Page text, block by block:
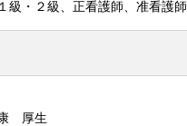
級・２級、正看護師、准看護師
厚生